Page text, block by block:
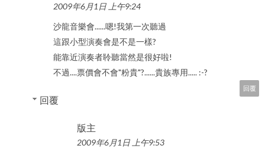
2009年6月1日 上午9:24
沙龍音樂會......嗯!我第一次聽過
這跟小型演奏會是不是一樣?
能靠近演奏者聆聽當然是很好啦!
不過....票價會不會"粉貴"?......貴族專用..... :-?
回覆
回覆
版主
2009年6月1日 上午9:53